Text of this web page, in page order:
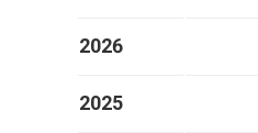
2026
2025